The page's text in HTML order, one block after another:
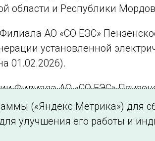
области и Республики
АО «СО ЕЭС»
установленной
01.02.2026).
Филиала АО «СО ЕЭС»
класса
на 219 объектах
(«Яндекс.Метрика») для
улучшения его работы и